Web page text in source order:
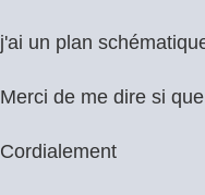
j'ai un plan
Merci de me dire si
Cordialement